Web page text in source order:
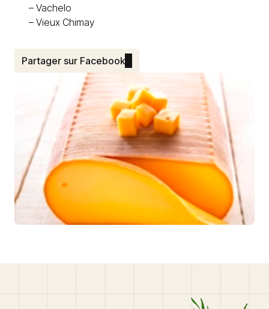
– Vachelo
– Vieux Chimay
Partager sur Facebook